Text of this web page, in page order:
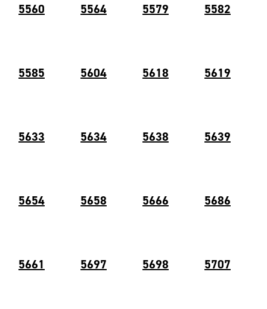
5560 5564 5579 5582
5585 5604 5618 5619
5633 5634 5638 5639
5654 5658 5666 5686
5661 5697 5698 5707